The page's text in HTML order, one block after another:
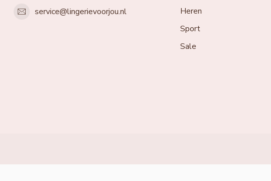
service@lingerievoorjou.nl
Heren
Sport
Sale